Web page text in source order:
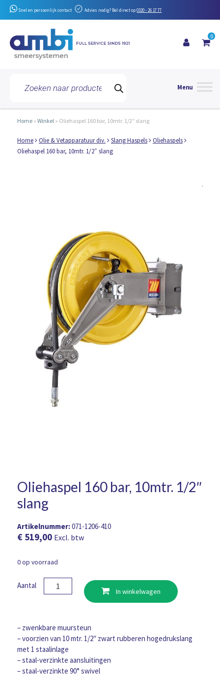
Snel en persoonlijk contact Advies nodig? Bel direct op0320 - 26 17 77
zoeken
0
Home » Winkel » Oliehaspel 160 bar, 10mtr. 1/2″ slang
Home Olie & Vetapparatuur div. Slang Haspels
Oliehaspels
Oliehaspel 160 bar, 10mtr. 1/2″ slang
Oliehaspel 160 bar, 10mtr. 1/2″
slang
Artikelnummer:071-1206-410
€ 519,00 Excl. btw
0 op voorraad
Aantal
Oliehaspel
160
1/2"
slang
aantal
In winkelwagen
– zwenkbare muursteun
– voorzien van 10 mtr. 1/2″ zwart rubberen hogedrukslang
met 1 staalinlage
– staal-verzinkte aansluitingen
– staal-verzinkte 90° swivel